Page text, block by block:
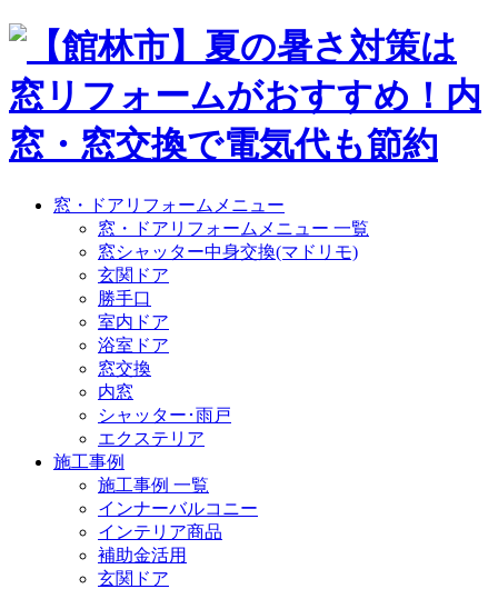
窓・ドアリフォームメニュー
窓・ドアリフォームメニュー 一覧
窓シャッター中身交換(マドリモ)
玄関ドア
勝手口
室内ドア
浴室ドア
窓交換
内窓
シャッター･雨戸
エクステリア
施工事例
施工事例 一覧
インナーバルコニー
インテリア商品
補助金活用
玄関ドア